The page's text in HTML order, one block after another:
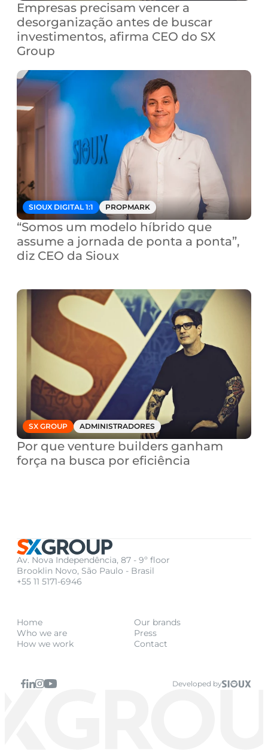
Empresas precisam vencer a
desorganização antes de buscar
investimentos, afirma CEO do SX
Group
SIOUX DIGITAL 1:1 PROPMARK
“Somos um modelo híbrido que
assume a jornada de ponta a ponta”,
diz CEO da Sioux
SX GROUP ADMINISTRADORES
Por que venture builders ganham
força na busca por eficiência
Av. Nova Independência, 87 - 9º floor
Brooklin Novo, São Paulo - Brasil
+55 11 5171-6946
Home
Who we are
How we work
Our brands
Press
Contact
Developed by